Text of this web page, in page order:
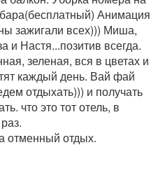
Анимация
зажигали всех))) Миша,
и Настя...позитив всегда.
зеленая, вся в цветах и
каждый день. Вай фай
отдыхать))) и получать
что это тот отель, в
отменный отдых.